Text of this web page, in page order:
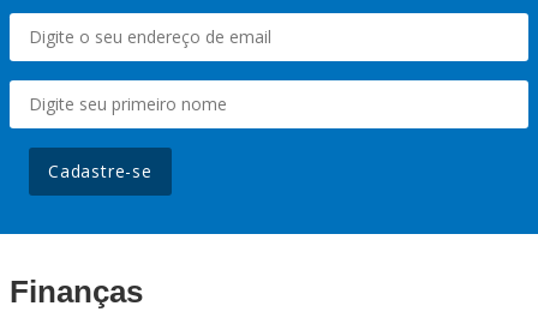
Cadastre-se
Finanças